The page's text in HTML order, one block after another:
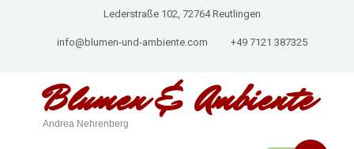
Lederstraße 102, 72764 Reutlingen
info@blumen-und-ambiente.com +49 7121 387325
Blumen &Ambiente
Andrea Nehrenberg